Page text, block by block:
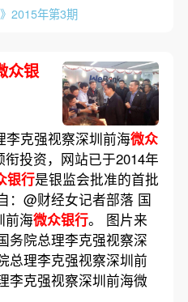
2015年第3期
众银
李克强视察深圳前海微众
衔投资，网站已于2014年
银行是银监会批准的首批
：@财经女记者部落 国
前海微众银行。 图片来
务院总理李克强视察深
总理李克强视察深圳前
李克强视察深圳前海微